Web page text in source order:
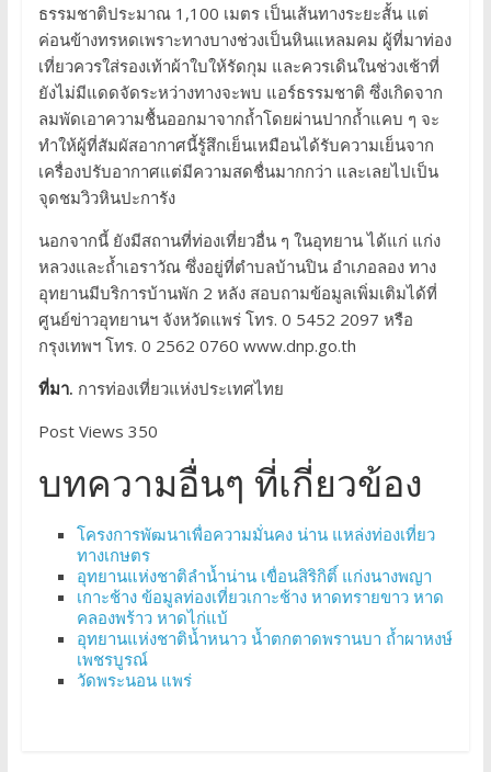
ธรรมชาติประมาณ 1,100 เมตร เป็นเส้นทางระยะสั้น แต่
ค่อนข้างทรหดเพราะทางบางช่วงเป็นหินแหลมคม ผู้ที่มาท่อง
เที่ยวควรใส่รองเท้าผ้าใบให้รัดกุม และควรเดินในช่วงเช้าที่
ยังไม่มีแดดจัดระหว่างทางจะพบ แอร์ธรรมชาติ ซึ่งเกิดจาก
ลมพัดเอาความชื้นออกมาจากถ้ำโดยผ่านปากถ้ำแคบ ๆ จะ
ทำให้ผู้ที่สัมผัสอากาศนี้รู้สึกเย็นเหมือนได้รับความเย็นจาก
เครื่องปรับอากาศแต่มีความสดชื่นมากกว่า และเลยไปเป็น
จุดชมวิวหินปะการัง
นอกจากนี้ ยังมีสถานที่ท่องเที่ยวอื่น ๆ ในอุทยาน ได้แก่ แก่ง
หลวงและถ้ำเอราวัณ ซึ่งอยู่ที่ตำบลบ้านปิน อำเภอลอง ทาง
อุทยานมีบริการบ้านพัก 2 หลัง สอบถามข้อมูลเพิ่มเติมได้ที่
ศูนย์ข่าวอุทยานฯ จังหวัดแพร่ โทร. 0 5452 2097 หรือ
กรุงเทพฯ โทร. 0 2562 0760 www.dnp.go.th
ที่มา. การท่องเที่ยวแห่งประเทศไทย
Post Views 350
บทความอื่นๆ ที่เกี่ยวข้อง
โครงการพัฒนาเพื่อความมั่นคง น่าน แหล่งท่องเที่ยว
ทางเกษตร
อุทยานแห่งชาติลำน้ำน่าน เขื่อนสิริกิติ์ แก่งนางพญา
เกาะช้าง ข้อมูลท่องเที่ยวเกาะช้าง หาดทรายขาว หาด
คลองพร้าว หาดไก่แบ้
อุทยานแห่งชาติน้ำหนาว น้ำตกตาดพรานบา ถ้ำผาหงษ์
เพชรบูรณ์
วัดพระนอน แพร่